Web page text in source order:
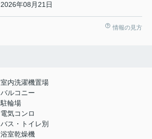
2026年08月21日
情報の見方
室内洗濯機置場
バルコニー
駐輪場
電気コンロ
バス・トイレ別
浴室乾燥機